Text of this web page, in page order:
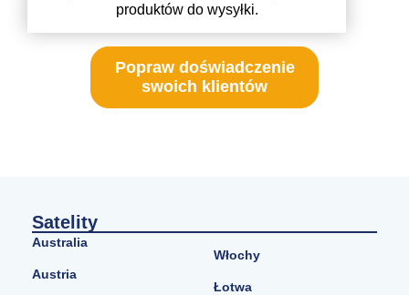
produktów do wysyłki.
Popraw doświadczenie
swoich klientów
Satelity
Australia
Austria
Włochy
Łotwa